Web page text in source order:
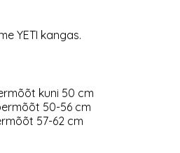
YETI kangas.
kuni 50 cm
50-56 cm
57-62 cm